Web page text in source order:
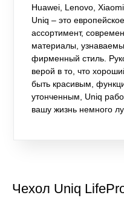
Huawei, Lenovo,
Uniq – это
ассортимент,
материалы,
фирменный стиль.
верой в то, что
быть красивым,
утонченным, Uniq
вашу жизнь немного
Чехол Uniq